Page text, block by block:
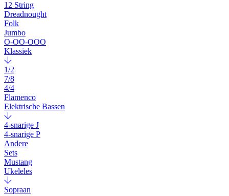
12 String
Dreadnought
Folk
Jumbo
O-OO-OOO
Klassiek
1/2
7/8
4/4
Flamenco
Elektrische Bassen
4-snarige J
4-snarige P
Andere
Sets
Mustang
Ukeleles
Sopraan